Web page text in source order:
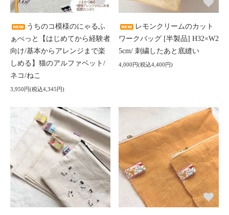
うちのコ模様のにゃるふ
ぁべっと【はじめてから経験者
向け/基本からアレンジまで楽
しめる】猫のアルファベット/
ネコ/ねこ
3,950円(税込4,345円)
レモンクリームのカット
ワークバッグ [半製品] H32×W2
5cm/ 刺繍したあと底縫い
4,000円(税込4,400円)